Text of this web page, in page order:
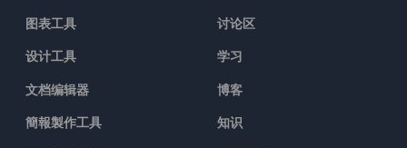
图表工具
设计工具
文档编辑器
簡報製作工具
讨论区
学习
博客
知识